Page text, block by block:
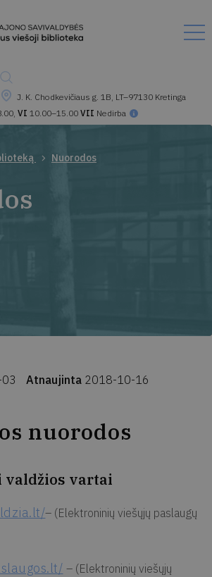
J. K. Chodkevičiaus g. 1B, LT–97130 Kretinga
VI 10.00–15.00 VII Nedirba
Nuorodos
Atnaujinta 2018-10-16
nuorodos
vartai
– (Elektroninių viešųjų paslaugų
– (Elektroninių viešųjų